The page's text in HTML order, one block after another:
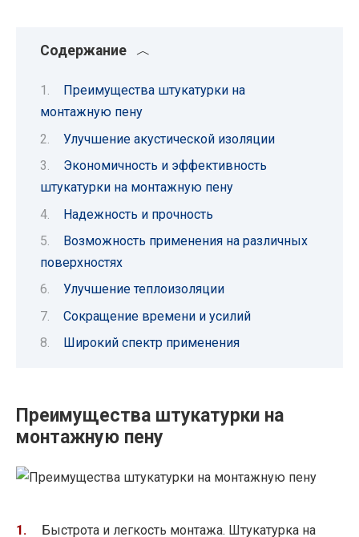
Содержание
Преимущества штукатурки на
монтажную пену
Улучшение акустической изоляции
Экономичность и эффективность
штукатурки на монтажную пену
Надежность и прочность
Возможность применения на различных
поверхностях
Улучшение теплоизоляции
Сокращение времени и усилий
Широкий спектр применения
Преимущества штукатурки на
монтажную пену
Быстрота и легкость монтажа. Штукатурка на